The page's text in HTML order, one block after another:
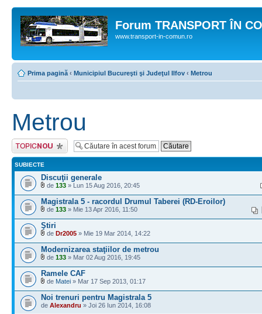
Forum TRANSPORT ÎN
www.transport-in-comun.ro
Prima pagină ‹ Municipiul Bucureşti şi Judeţul Ilfov ‹ Metrou
Metrou
Scrie un subiect
nou
SUBIECTE
Discuţii generale
de 133 » Lun 15 Aug 2016, 20:45
Magistrala 5 - racordul Drumul Taberei (RD-Eroilor)
de 133 » Mie 13 Apr 2016, 11:50
Ştiri
de Dr2005 » Mie 19 Mar 2014, 14:22
Modernizarea staţiilor de metrou
de 133 » Mar 02 Aug 2016, 19:45
Ramele CAF
de Matei » Mar 17 Sep 2013, 01:17
Noi trenuri pentru Magistrala 5
de Alexandru » Joi 26 Iun 2014, 16:08